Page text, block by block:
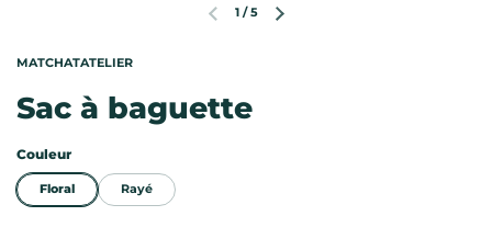
Diapositive précédente
Diapositive suivante
1/5
MATCHATATELIER
Sac à baguette
Couleur
Floral Rayé